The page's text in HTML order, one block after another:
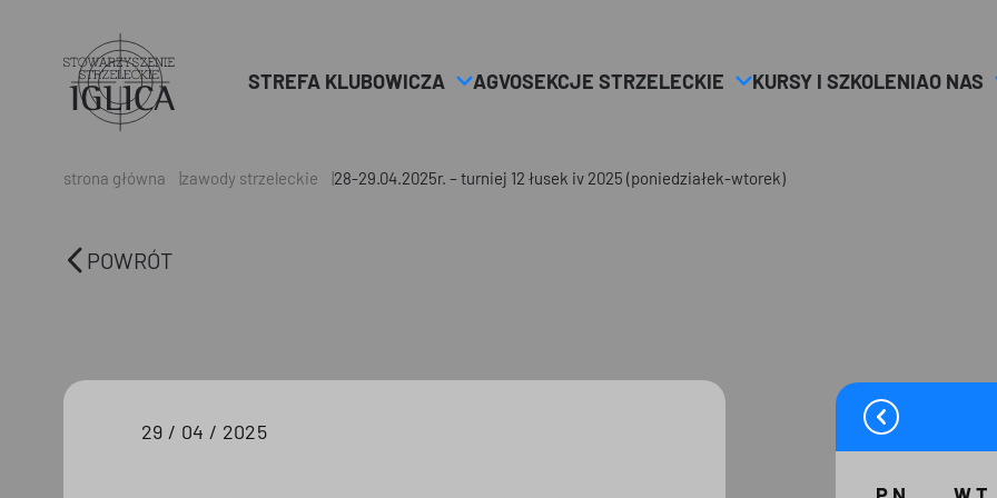
Header
Logo
STREFA KLUBOWICZA AGVOSEKCJE STRZELECKIE KURSY I SZKOLENIAO NAS
strona główna zawody strzeleckie 28-29.04.2025r. – turniej 12 łusek iv 2025 (poniedziałek-wtorek)
POWRÓT
29 / 04 / 2025